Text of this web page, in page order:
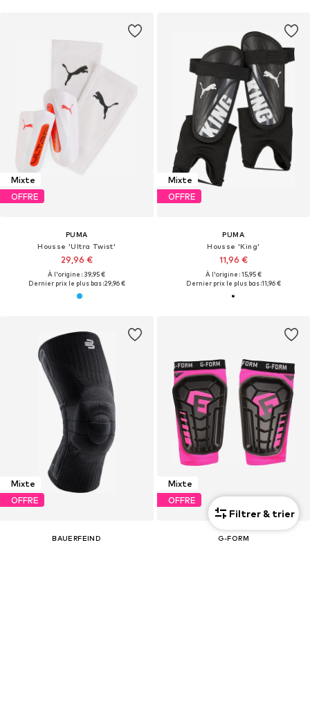
Mixte
OFFRE
PUMA
Housse 'Ultra Twist'
29,96 €
À l'origine : 39,95 €
Dernier prix le plus bas :29,96 €
Mixte
OFFRE
PUMA
Housse 'King'
11,96 €
À l'origine : 15,95 €
Dernier prix le plus bas :11,96 €
Mixte
OFFRE
BAUERFEIND
Mixte
OFFRE
G-FORM
Filtrer & trier